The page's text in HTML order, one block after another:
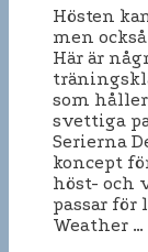
Hösten
men
Här är
som
svettiga
Serierna
koncept
höst- och
passar för
Weather …